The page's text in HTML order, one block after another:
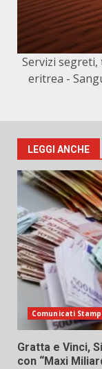
Servizi
eritrea -
LEGGI ANCHE
Comunicati
Gratta e Vinci,
con “Maxi